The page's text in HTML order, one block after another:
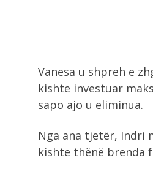
Vanesa u shpreh e
kishte investuar
sapo ajo u eliminua.
Nga ana tjetër, Indri
kishte thënë brenda
Zjarri në